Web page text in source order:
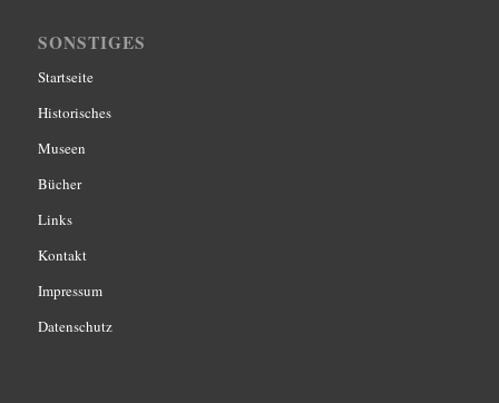
SONSTIGES
Startseite
Historisches
Museen
Bücher
Links
Kontakt
Impressum
Datenschutz